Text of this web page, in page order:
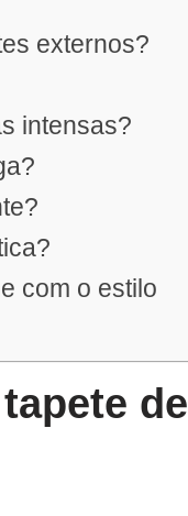
externos?
intensas?
com o estilo
de